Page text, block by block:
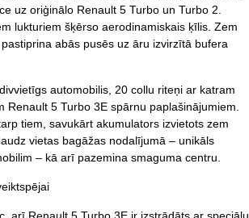
uz oriģinālo Renault 5 Turbo un Turbo 2.
lukturiem šķērso aerodinamiskais ķīlis. Zem
abās pusēs uz āru izvirzītā bufera
automobilis, 20 collu riteņi ar katram
5 Turbo 3E spārnu paplašinājumiem.
tiem, savukārt akumulators izvietots zem
vietas bagāžas nodalījumā – unikāls
– kā arī pazemina smaguma centru.
arī Renault 5 Turbo 3E ir izstrādāts ar speciālu